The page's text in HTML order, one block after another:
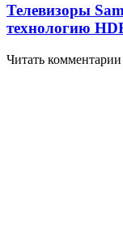
Телевизоры
технологию
Читать комментарии